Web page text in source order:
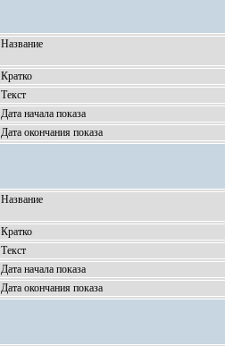
Название
Кратко
Текст
Дата начала показа
Дата окончания показа
Название
Кратко
Текст
Дата начала показа
Дата окончания показа